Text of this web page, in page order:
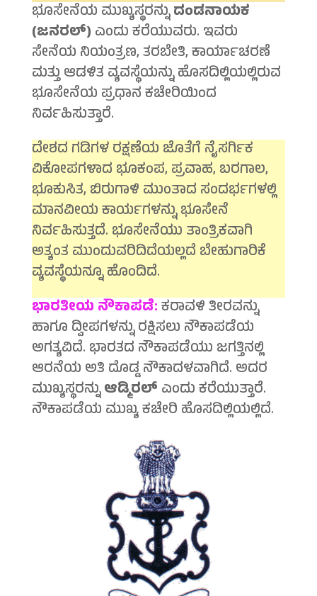
ಭೂಸೇನೆಯ ಮುಖ್ಯಸ್ಥರನ್ನುದಂಡನಾಯಕ
(ಜನರಲ್) ಎಂದು ಕರೆಯುವರು. ಇವರು
ಸೇನೆಯ ನಿಯಂತ್ರಣ, ತರಬೇತಿ, ಕಾರ್ಯಾಚರಣೆ
ಮತ್ತು ಆಡಳಿತ ವ್ಯವಸ್ಥೆಯನ್ನು ಹೊಸದಿಲ್ಲಿಯಲ್ಲಿರುವ
ಭೂಸೇನೆಯ ಪ್ರಧಾನ ಕಚೇರಿಯಿಂದ
ನಿರ್ವಹಿಸುತ್ತಾರೆ.
ದೇಶದ ಗಡಿಗಳ ರಕ್ಷಣೆಯ ಜೊತೆಗೆ ನೈಸರ್ಗಿಕ
ವಿಕೋಪಗಳಾದ ಭೂಕಂಪ, ಪ್ರವಾಹ, ಬರಗಾಲ,
ಭೂಕುಸಿತ, ಬಿರುಗಾಳಿ ಮುಂತಾದ ಸಂದರ್ಭಗಳಲ್ಲಿ
ಮಾನವೀಯ ಕಾರ್ಯಗಳನ್ನು ಭೂಸೇನೆ
ನಿರ್ವಹಿಸುತ್ತದೆ. ಭೂಸೇನೆಯು ತಾಂತ್ರಿಕವಾಗಿ
ಅತ್ಯಂತ ಮುಂದುವರಿದಿದೆಯಲ್ಲದೆ ಬೇಹುಗಾರಿಕೆ
ವ್ಯವಸ್ಥೆಯನ್ನೂ ಹೊಂದಿದೆ.
ಭಾರತೀಯ ನೌಕಾಪಡೆ:ಕರಾವಳಿ ತೀರವನ್ನು
ಹಾಗೂ ದ್ವೀಪಗಳನ್ನು ರಕ್ಷಿಸಲು ನೌಕಾಪಡೆಯ
ಅಗತ್ಯವಿದೆ. ಭಾರತದ ನೌಕಾಪಡೆಯು ಜಗತ್ತಿನಲ್ಲಿ
ಆರನೆಯ ಅತಿ ದೊಡ್ಡ ನೌಕಾದಳವಾಗಿದೆ. ಅದರ
ಮುಖ್ಯಸ್ಥರನ್ನುಆಡ್ಮಿರಲ್ ಎಂದು ಕರೆಯುತ್ತಾರೆ.
ನೌಕಾಪಡೆಯ ಮುಖ್ಯ ಕಚೇರಿ ಹೊಸದಿಲ್ಲಿಯಲ್ಲಿದೆ.